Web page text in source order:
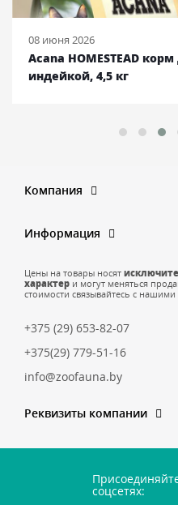
08 июня 2026
Acana HOMESTEAD
индейкой, 4,5 кг
Компания
Информация
Цены на товары носят
характер и могут меняться
стоимости связывайтесь с
+375 (29) 653-82-07
+375(29) 779-51-16
info@zoofauna.by
Реквизиты компании
соцсетях: